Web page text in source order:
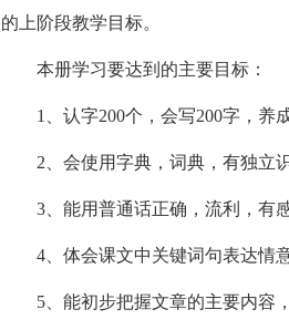
的上阶段教学目标。
本册学习要达到的主要目标：
1、认字200个，会写200字，养
2、会使用字典，词典，有独立
3、能用普通话正确，流利，有
4、体会课文中关键词句表达情
5、能初步把握文章的主要内容